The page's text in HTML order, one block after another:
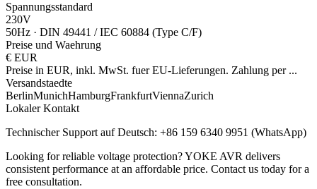
Spannungsstandard
230V
50Hz · DIN 49441 / IEC 60884 (Type C/F)
Preise und Waehrung
€ EUR
Preise in EUR, inkl. MwSt. fuer EU-Lieferungen. Zahlung per ...
Versandstaedte
BerlinMunichHamburgFrankfurtViennaZurich
Lokaler Kontakt
Technischer Support auf Deutsch: +86 159 6340 9951 (WhatsApp)
Looking for reliable voltage protection? YOKE AVR delivers
consistent performance at an affordable price. Contact us today for a
free consultation.